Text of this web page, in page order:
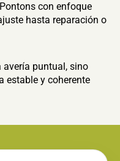
con enfoque
hasta reparación o
avería puntual, sino
estable y coherente